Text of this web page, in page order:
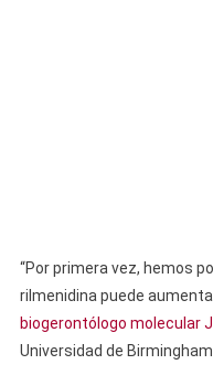
“Por primera vez, hemos
rilmenidina puede
biogerontólogo molecular
Universidad de Birmingham